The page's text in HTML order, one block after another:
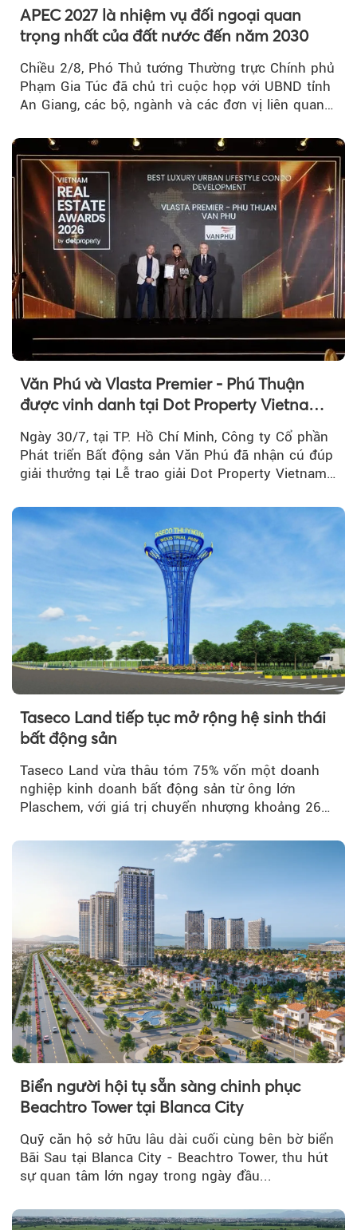
APEC 2027 là nhiệm vụ đối ngoại quan
trọng nhất của đất nước đến năm 2030
Chiều 2/8, Phó Thủ tướng Thường trực Chính phủ
Phạm Gia Túc đã chủ trì cuộc họp với UBND tỉnh
An Giang, các bộ, ngành và các đơn vị liên quan
Văn Phú và Vlasta Premier - Phú Thuận
được vinh danh tại Dot Property Vietnam
Ngày 30/7, tại TP. Hồ Chí Minh, Công ty Cổ phần
Phát triển Bất động sản Văn Phú đã nhận cú đúp
giải thưởng tại Lễ trao giải Dot Property Vietnam
Taseco Land tiếp tục mở rộng hệ sinh thái
bất động sản
Taseco Land vừa thâu tóm 75% vốn một doanh
nghiệp kinh doanh bất động sản từ ông lớn
Plaschem, với giá trị chuyển nhượng khoảng 262
Biển người hội tụ sẵn sàng chinh phục
Beachtro Tower tại Blanca City
Quỹ căn hộ sở hữu lâu dài cuối cùng bên bờ biển
Bãi Sau tại Blanca City - Beachtro Tower, thu hút
sự quan tâm lớn ngay trong ngày đầu...